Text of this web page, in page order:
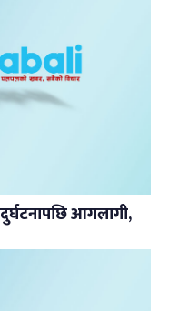
दुर्घटनापछि आगलागी,